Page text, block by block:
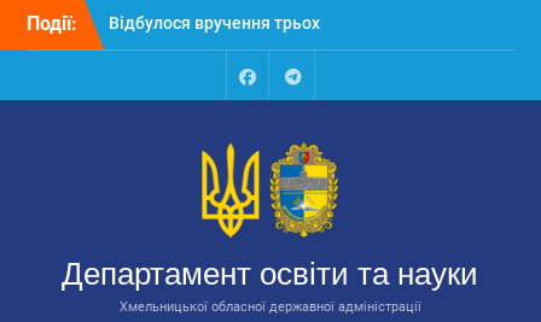
Перейти
Події:
автобусів для потреб
закладів освіти
колегії Департаменту
державної адміністрації
Відбулась обласна
відповідальних за
національно-патріотичне
виховання
FacebookTalegram
Департамент освіти та науки
Хмельницької обласної державної адміністрації